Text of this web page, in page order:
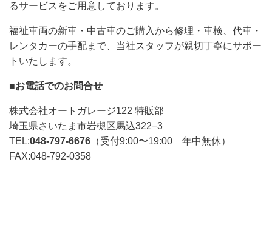
るサービスをご用意しております。
福祉車両の新車・中古車のご購入から修理・車検、代車・
レンタカーの手配まで、当社スタッフが親切丁寧にサポー
トいたします。
■お電話でのお問合せ
株式会社オートガレージ122 特販部
埼玉県さいたま市岩槻区馬込322−3
TEL:048-797-6676 （受付9:00〜19:00 年中無休）
FAX:048-792-0358